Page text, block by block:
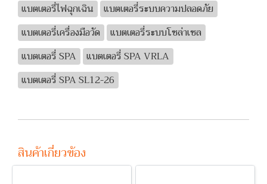
แบตเตอรี่ไฟฉุกเฉิน
แบตเตอรี่ระบบความปลอดภัย
แบตเตอรี่เครื่องมือวัด
แบตเตอรี่ระบบโซล่าเซล
แบตเตอรี่ SPA
แบตเตอรี่ SPA VRLA
แบตเตอรี่ SPA SL12-26
สินค้าเกี่ยวข้อง